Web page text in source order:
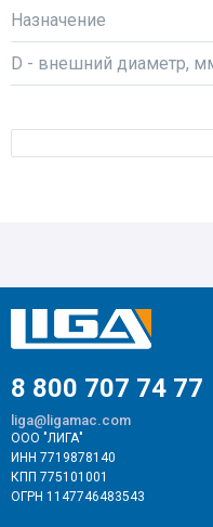
Назначение
D - внешний диаметр,
8 800 707 74 77
liga@ligamac.com
ООО "ЛИГА"
ИНН 7719878140
КПП 775101001
ОГРН 1147746483543